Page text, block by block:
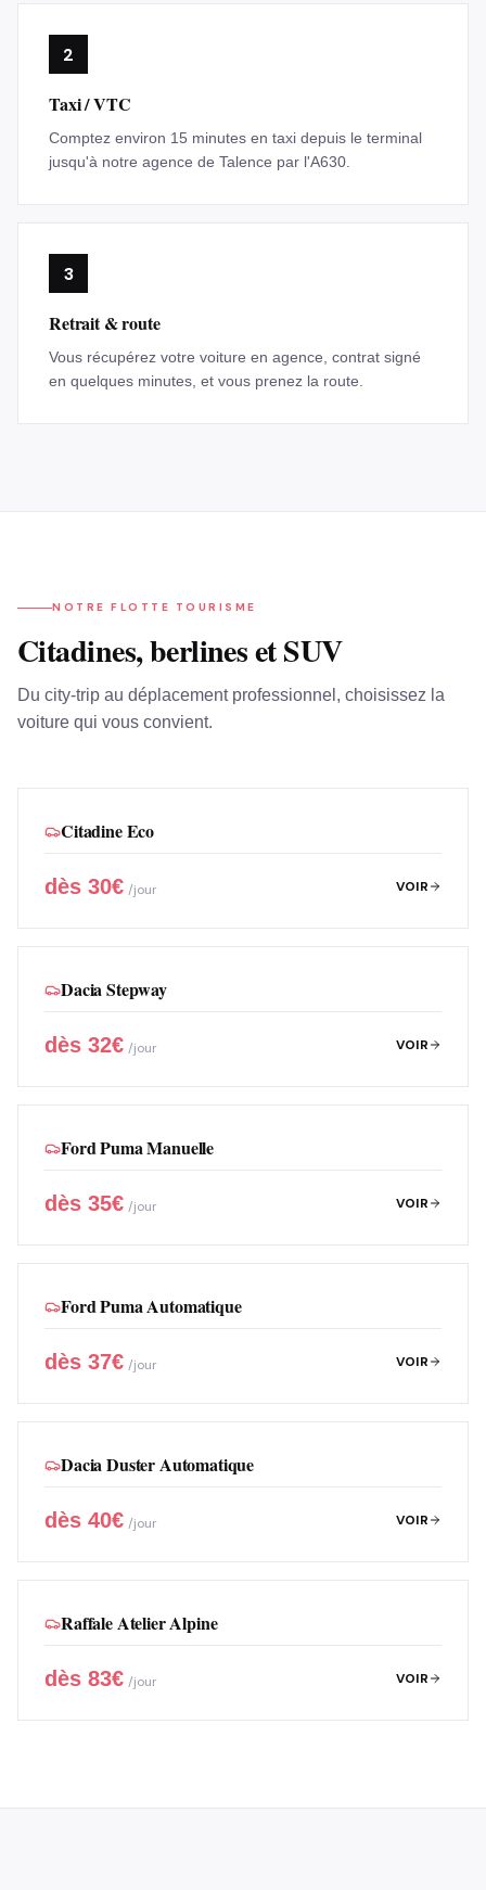
2
Taxi / VTC
Comptez environ 15 minutes en taxi depuis le terminal
jusqu'à notre agence de Talence par l'A630.
3
Retrait & route
Vous récupérez votre voiture en agence, contrat signé
en quelques minutes, et vous prenez la route.
NOTRE FLOTTE TOURISME
Citadines, berlines et SUV
Du city-trip au déplacement professionnel, choisissez la
voiture qui vous convient.
Citadine Eco
dès 30€ /jour VOIR
Dacia Stepway
dès 32€ /jour VOIR
Ford Puma Manuelle
dès 35€ /jour VOIR
Ford Puma Automatique
dès 37€ /jour VOIR
Dacia Duster Automatique
dès 40€ /jour VOIR
Raffale Atelier Alpine
dès 83€ /jour VOIR